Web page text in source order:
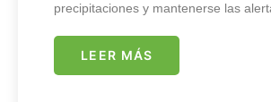
precipitaciones y mantenerse las
LEER MÁS